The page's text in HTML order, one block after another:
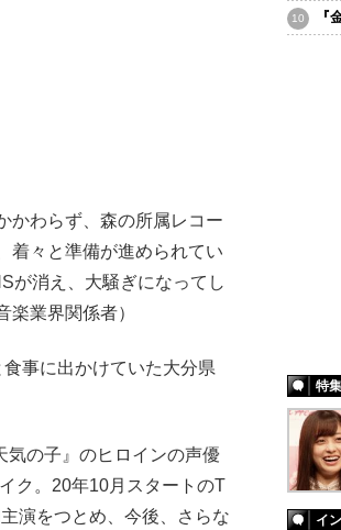
かわらず、森の所属レコー
着々と準備が進められてい
が消え、大騒ぎになってし
業界関係者）
事に出かけていた大分県
の子』のヒロインの声優
ク。20年10月スタートのT
演をつとめ、今後、さらな
『
特集
イ